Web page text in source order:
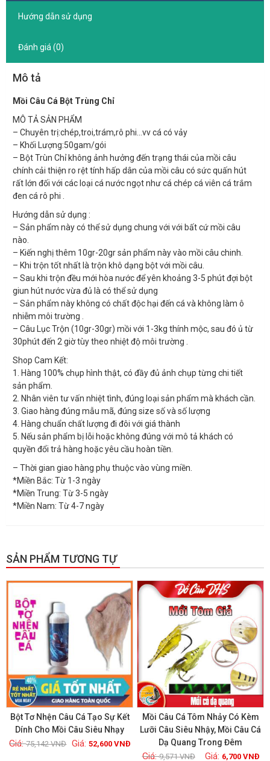
Hướng dẫn sử dụng
Đánh giá (0)
Mô tả
Mồi Câu Cá Bột Trùng Chỉ
MÔ TẢ SẢN PHẨM
– Chuyên trị:chép,troi,trám,rô phi…vv cá có vảy
– Khối Lượng:50gam/gói
– Bột Trùn Chỉ không ảnh hưởng đến trạng thái của mồi câu
chính cải thiện ro rệt tính hấp dân của mồi câu có sức quấn hút
rất lớn đối với các loại cá nước ngọt như cá chép cá viên cá trắm
đen cá rô phi .
Hướng dẫn sử dụng :
– Sản phẩm này có thể sử dụng chung với với bất cứ mồi câu
nào.
– Kiến nghị thêm 10gr-20gr sản phẩm này vào mồi câu chinh.
– Khi trộn tốt nhất là trộn khô dạng bột với mồi câu.
– Sau khi trộn đều mới hòa nước để yên khoảng 3-5 phút đợi bột
giun hút nước vừa đủ là có thể sử dụng
– Sản phẩm này không có chất độc hại đến cá và không làm ô
nhiễm môi trường .
– Câu Lục Trộn (10gr-30gr) mồi với 1-3kg thính mộc, sau đó ủ từ
30phút đến 2 giờ tùy theo nhiệt độ môi trường .
Shop Cam Kết:
1. Hàng 100% chụp hình thật, có đầy đủ ảnh chụp từng chi tiết
sản phẩm.
2. Nhân viên tư vấn nhiệt tình, đúng loại sản phẩm mà khách cần.
3. Giao hàng đúng mẫu mã, đúng size số và số lượng
4. Hàng chuẩn chất lượng đi đôi với giá thành
5. Nếu sản phẩm bị lỗi hoặc không đúng với mô tả khách có
quyền đổi trả hàng hoặc yêu cầu hoàn tiền.
– Thời gian giao hàng phụ thuộc vào vùng miền.
*Miền Bắc: Từ 1-3 ngày
*Miền Trung: Từ 3-5 ngày
*Miền Nam: Từ 4-7 ngày
SẢN PHẨM TƯƠNG TỰ
GIẢM GIÁ!
Bột Tơ Nhện Câu Cá Tạo Sự Kết
Dính Cho Mồi Câu Siêu Nhạy
75,142VNĐ 52,600VNĐ
GIẢM GIÁ!
Xem chi tiết
Mồi Câu Cá Tôm Nhảy Có Kèm
Lưỡi Câu Siêu Nhậy, Mồi Câu Cá
Dạ Quang Trong Đêm
9,571VNĐ 6,700 VNĐ